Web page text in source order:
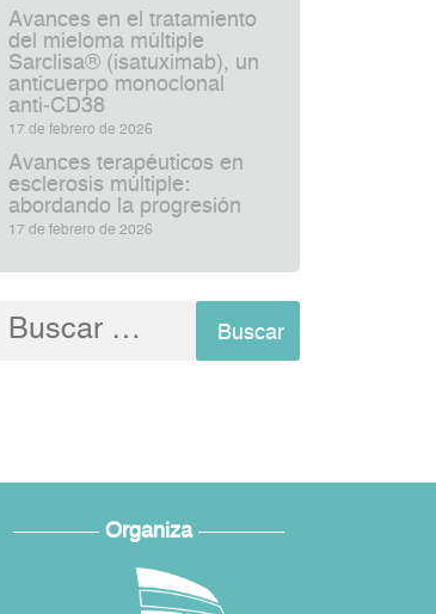
Avances en el tratamiento
del mieloma múltiple
Sarclisa® (isatuximab), un
anticuerpo monoclonal
anti‑CD38
17 de febrero de 2026
Avances terapéuticos en
esclerosis múltiple:
abordando la progresión
17 de febrero de 2026
Buscar:
Organiza